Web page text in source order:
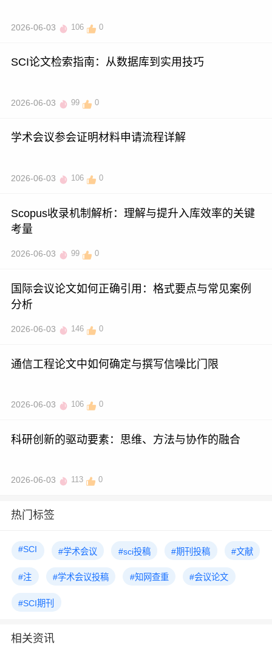
2026-06-03 106 0
SCI论文检索指南：从数据库到实用技巧
2026-06-03 99 0
学术会议参会证明材料申请流程详解
2026-06-03 106 0
Scopus收录机制解析：理解与提升入库效率的关键
考量
2026-06-03 99 0
国际会议论文如何正确引用：格式要点与常见案例
分析
2026-06-03 146 0
通信工程论文中如何确定与撰写信噪比门限
2026-06-03 106 0
科研创新的驱动要素：思维、方法与协作的融合
2026-06-03 113 0
热门标签
#SCI #学术会议 #sci投稿 #期刊投稿 #文献
#注 #学术会议投稿 #知网查重 #会议论文
#SCI期刊
相关资讯